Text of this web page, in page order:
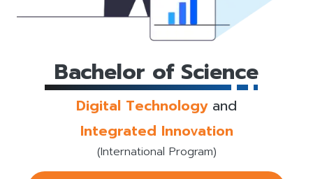
Bachelor of Science
Digital Technologyand
Integrated Innovation
(International Program)